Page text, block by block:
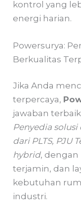
kontrol yang
energi harian.
Powersurya:
Berkualitas
Jika Anda
terpercaya,
jawaban
Penyedia
dari PLTS, PJU
hybrid, dengan
terjamin, dan
kebutuhan
industri.